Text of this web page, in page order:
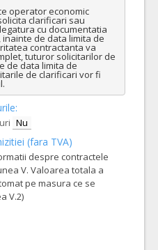
operator economic
clarificari sau
cu documentatia
de data limita de
contractanta va
tuturor solicitarilor de
de data limita de
de clarificari vor fi
Nu
(fara TVA)
despre contractele
V. Valoarea totala a
pe masura ce se
V.2)